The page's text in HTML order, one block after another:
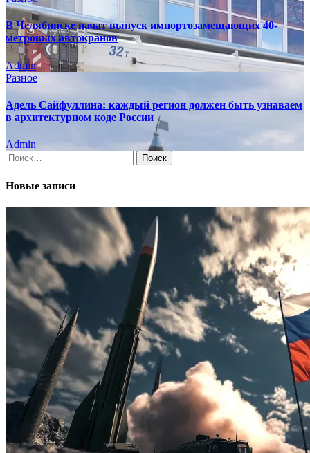
В Челябинске начат выпуск импортозамещающих 40-
метровых автокранов
Admin
Разное
Адель Сайфуллина: каждый регион должен быть узнаваем
в архитектурном коде России
Admin
Найти:
Новые записи